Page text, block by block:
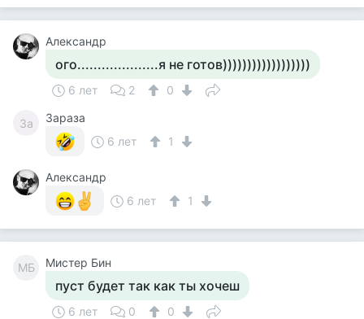
Александр
ого....................я не готов))))))))))))))))))
6 лет 2 0
За
Зараза
6 лет
1
Александр
6 лет
1
МБ Мистер Бин
пуст будет так как ты хочеш
6 лет 0 0